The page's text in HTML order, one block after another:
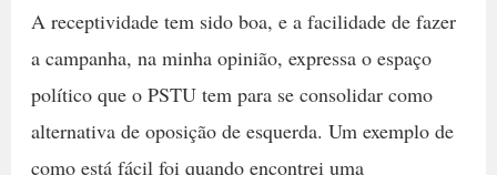
A receptividade tem sido boa, e a facilidade de fazer
a campanha, na minha opinião, expressa o espaço
político que o PSTU tem para se consolidar como
alternativa de oposição de esquerda. Um exemplo de
como está fácil foi quando encontrei uma